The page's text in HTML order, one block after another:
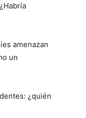
amenazan
un
¿quién